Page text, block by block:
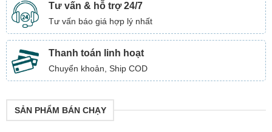
Tư vấn & hỗ trợ 24/7
Tư vấn báo giá hợp lý nhất
Thanh toán linh hoạt
Chuyển khoản, Ship COD
SẢN PHẨM BÁN CHẠY